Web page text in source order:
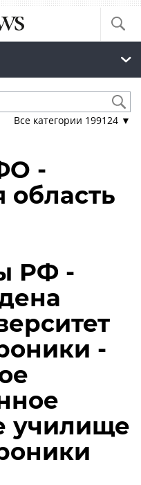
Все категории 199124 ▼
-
область
РФ -
-
училище